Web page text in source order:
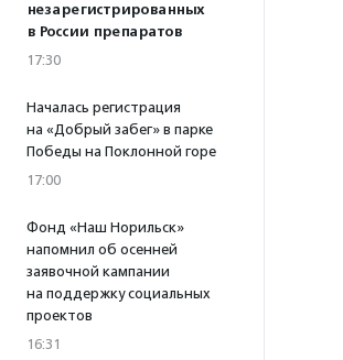
незарегистрированных
в России препаратов
17:30
Началась регистрация
на «Добрый забег» в парке
Победы на Поклонной горе
17:00
Фонд «Наш Норильск»
напомнил об осенней
заявочной кампании
на поддержку социальных
проектов
16:31